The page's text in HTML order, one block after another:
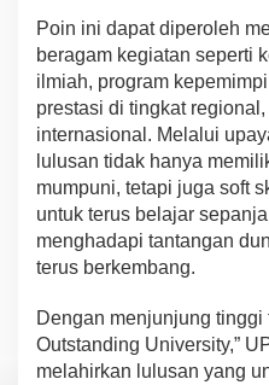
Poin ini dapat diperoleh
beragam kegiatan seperti
ilmiah, program
prestasi di tingkat
internasional. Melalui
lulusan tidak hanya
mumpuni, tetapi juga soft
untuk terus belajar sepanj
menghadapi tantangan
terus berkembang.
Dengan menjunjung tinggi
Outstanding University,”
melahirkan lulusan yang